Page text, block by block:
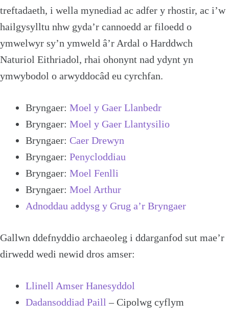
treftadaeth, i wella mynediad ac adfer y rhostir, ac i’w
hailgysylltu nhw gyda’r cannoedd ar filoedd o
ymwelwyr sy’n ymweld â’r Ardal o Harddwch
Naturiol Eithriadol, rhai ohonynt nad ydynt yn
ymwybodol o arwyddocâd eu cyrchfan.
Bryngaer: Moel y Gaer Llanbedr
Bryngaer: Moel y Gaer Llantysilio
Bryngaer: Caer Drewyn
Bryngaer: Penycloddiau
Bryngaer: Moel Fenlli
Bryngaer: Moel Arthur
Adnoddau addysg y Grug a’r Bryngaer
Gallwn ddefnyddio archaeoleg i ddarganfod sut mae’r
dirwedd wedi newid dros amser:
Llinell Amser Hanesyddol
Dadansoddiad Paill – Cipolwg cyflym